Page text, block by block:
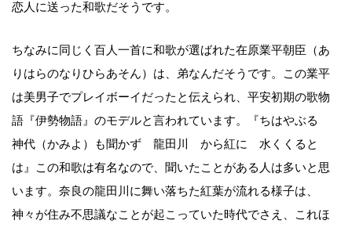
恋人に送った和歌だそうです。
ちなみに同じく百人一首に和歌が選ばれた在原業平朝臣（あ
りはらのなりひらあそん）は、弟なんだそうです。この業平
は美男子でプレイボーイだったと伝えられ、平安初期の歌物
語『伊勢物語』のモデルと言われています。『ちはやぶる
神代（かみよ）も聞かず 龍田川 から紅に 水くくると
は』この和歌は有名なので、聞いたことがある人は多いと思
います。奈良の龍田川に舞い落ちた紅葉が流れる様子は、
神々が住み不思議なことが起こっていた時代でさえ、これほ